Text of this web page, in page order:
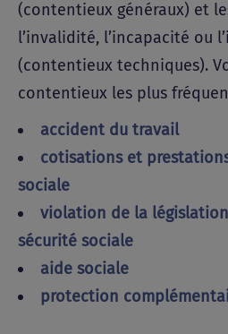
(contentieux généraux) et
l’invalidité, l’incapacité ou
(contentieux techniques).
contentieux les plus
accident du travail
cotisations et
sociale
violation de la
sécurité sociale
aide sociale
protection